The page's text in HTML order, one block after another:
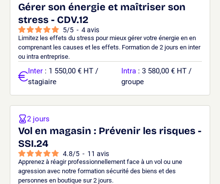
Gérer son énergie et maîtriser son
stress - CDV.12
5/5 - 4avis
Limitez les effets du stress pour mieux gérer votre énergie en en
comprenant les causes et les effets. Formation de 2 jours en inter
ou intra entreprise.
Inter : 1 550,00 € HT /
stagiaire
Intra : 3 580,00 € HT /
groupe
Vol en magasin : Prévenir les risques -
SSI.24
4.8/5 - 11 avis
Apprenez à réagir professionnellement face à un vol ou une
agression avec notre formation sécurité des biens et des
personnes en boutique sur 2 jours.
2 jours